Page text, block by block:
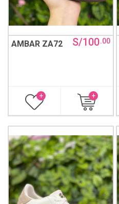
AMBAR ZA72 S/100.00
+ +